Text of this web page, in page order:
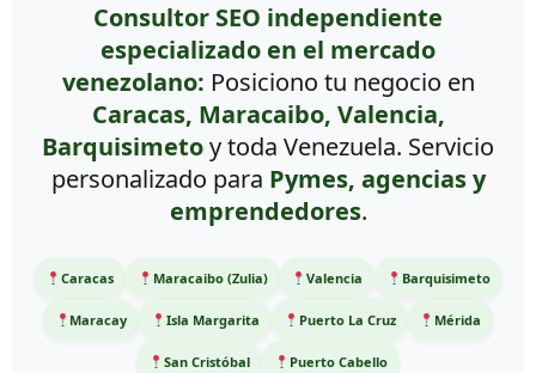
Consultor SEO independiente
especializado en el mercado
venezolano: Posiciono tu negocio en
Caracas, Maracaibo, Valencia,
Barquisimetoy toda Venezuela. Servicio
personalizado para Pymes, agencias y
emprendedores.
Caracas Maracaibo (Zulia) Valencia Barquisimeto
Maracay Isla Margarita Puerto La Cruz Mérida
San Cristóbal Puerto Cabello